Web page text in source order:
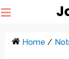
Home /